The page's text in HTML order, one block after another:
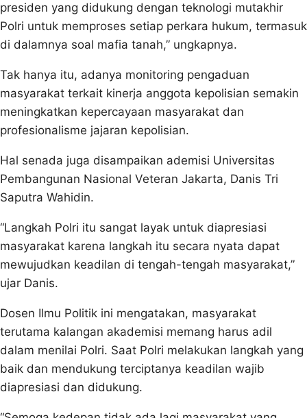
presiden yang didukung dengan teknologi mutakhir
Polri untuk memproses setiap perkara hukum, termasuk
di dalamnya soal mafia tanah,” ungkapnya.
Tak hanya itu, adanya monitoring pengaduan
masyarakat terkait kinerja anggota kepolisian semakin
meningkatkan kepercayaan masyarakat dan
profesionalisme jajaran kepolisian.
Hal senada juga disampaikan ademisi Universitas
Pembangunan Nasional Veteran Jakarta, Danis Tri
Saputra Wahidin.
“Langkah Polri itu sangat layak untuk diapresiasi
masyarakat karena langkah itu secara nyata dapat
mewujudkan keadilan di tengah-tengah masyarakat,”
ujar Danis.
Dosen Ilmu Politik ini mengatakan, masyarakat
terutama kalangan akademisi memang harus adil
dalam menilai Polri. Saat Polri melakukan langkah yang
baik dan mendukung terciptanya keadilan wajib
diapresiasi dan didukung.